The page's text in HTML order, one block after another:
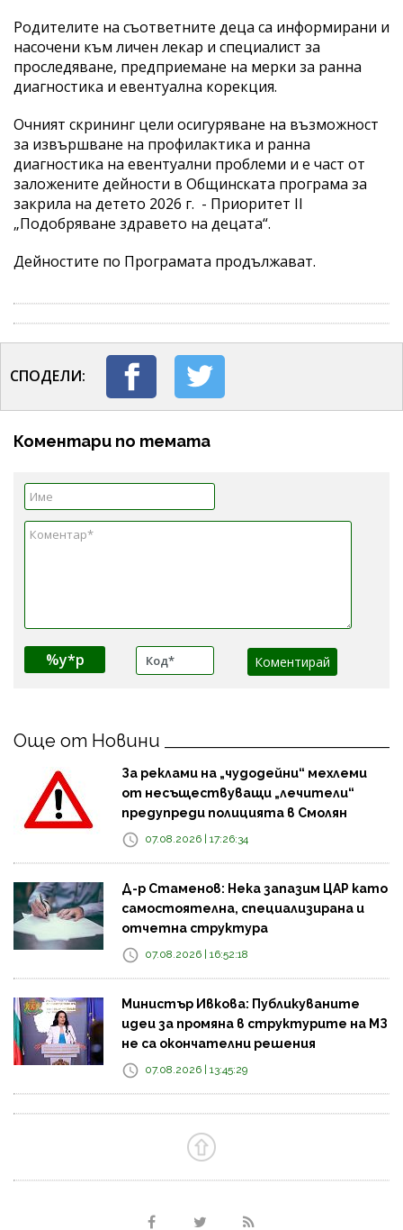
Родителите на съответните деца са информирани и
насочени към личен лекар и специалист за
проследяване, предприемане на мерки за ранна
диагностика и евентуална корекция.
Очният скрининг цели осигуряване на възможност
за извършване на профилактика и ранна
диагностика на евентуални проблеми и е част от
заложените дейности в Общинската програма за
закрила на детето 2026 г. - Приоритет II
„Подобряване здравето на децата“.
Дейностите по Програмата продължават.
СПОДЕЛИ:
Коментари по темата
%y*p
Още от Новини
За реклами на „чудодейни“ мехлеми
от несъществуващи „лечители“
предупреди полицията в Смолян
07.08.2026 | 17:26:34
Д-р Стаменов: Нека запазим ЦАР като
самостоятелна, специализирана и
отчетна структура
07.08.2026 | 16:52:18
Министър Ивкова: Публикуваните
идеи за промяна в структурите на МЗ
не са окончателни решения
07.08.2026 | 13:45:29